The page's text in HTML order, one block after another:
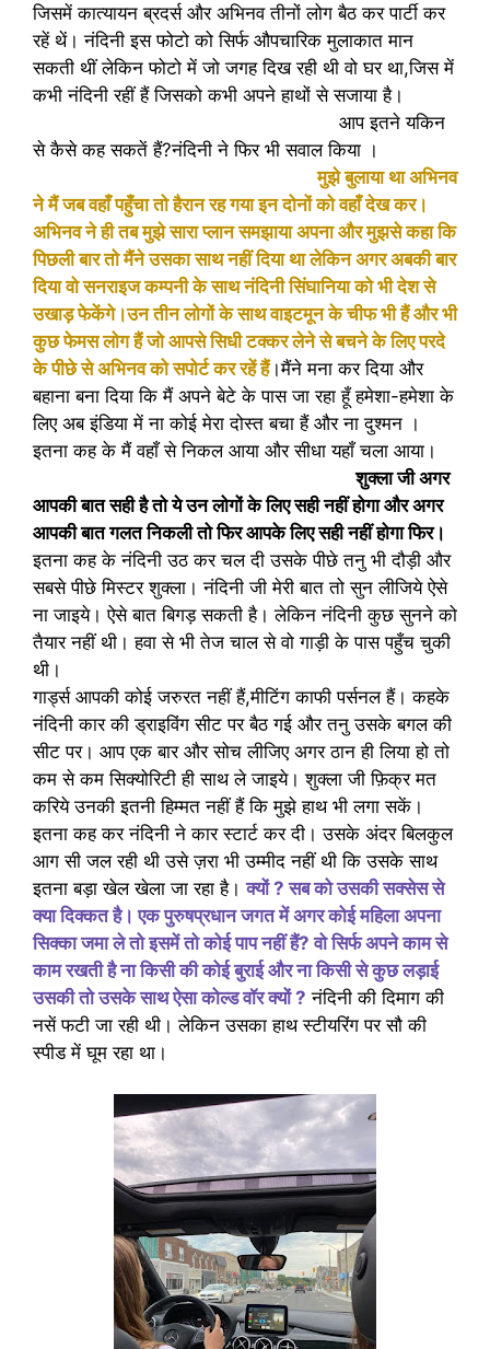
जिसमें कात्यायन ब्रदर्स और अभिनव तीनों लोग बैठ कर पार्टी कर
रहें थें। नंदिनी इस फोटो को सिर्फ औपचारिक मुलाकात मान
सकती थीं लेकिन फोटो में जो जगह दिख रही थी वो घर था,जिस में
कभी नंदिनी रहीं हैं जिसको कभी अपने हाथों से सजाया है।
आप इतने यकिन
से कैसे कह सकतें हैं?नंदिनी ने फिर भी सवाल किया ।
मुझे बुलाया था अभिनव
ने मैं जब वहाँ पहुँचा तो हैरान रह गया इन दोनों को वहाँ देख कर।
अभिनव ने ही तब मुझे सारा प्लान समझाया अपना और मुझसे कहा कि
पिछली बार तो मैंने उसका साथ नहीं दिया था लेकिन अगर अबकी बार
दिया वो सनराइज कम्पनी के साथ नंदिनी सिंघानिया को भी देश से
उखाड़ फेकेंगे।उन तीन लोगों के साथ वाइटमून के चीफ भी हैं और भी
कुछ फेमस लोग हैं जो आपसे सिधी टक्कर लेने से बचने के लिए परदे
के पीछे से अभिनव को सपोर्ट कर रहें हैं।मैंने मना कर दिया और
बहाना बना दिया कि मैं अपने बेटे के पास जा रहा हूँ हमेशा-हमेशा के
लिए अब इंडिया में ना कोई मेरा दोस्त बचा हैं और ना दुश्मन ।
इतना कह के मैं वहाँ से निकल आया और सीधा यहाँ चला आया।
शुक्ला जी अगर
आपकी बात सही है तो ये उन लोगों के लिए सही नहीं होगा और अगर
आपकी बात गलत निकली तो फिर आपके लिए सही नहीं होगा फिर।
इतना कह के नंदिनी उठ कर चल दी उसके पीछे तनु भी दौड़ी और
सबसे पीछे मिस्टर शुक्ला। नंदिनी जी मेरी बात तो सुन लीजिये ऐसे
ना जाइये। ऐसे बात बिगड़ सकती है। लेकिन नंदिनी कुछ सुनने को
तैयार नहीं थी। हवा से भी तेज चाल से वो गाड़ी के पास पहुँच चुकी
थी।
गार्ड्स आपकी कोई जरुरत नहीं हैं,मीटिंग काफी पर्सनल हैं। कहके
नंदिनी कार की ड्राइविंग सीट पर बैठ गई और तनु उसके बगल की
सीट पर। आप एक बार और सोच लीजिए अगर ठान ही लिया हो तो
कम से कम सिक्योरिटी ही साथ ले जाइये। शुक्ला जी फ़िक्र मत
करिये उनकी इतनी हिम्मत नहीं हैं कि मुझे हाथ भी लगा सकें।
इतना कह कर नंदिनी ने कार स्टार्ट कर दी। उसके अंदर बिलकुल
आग सी जल रही थी उसे ज़रा भी उम्मीद नहीं थी कि उसके साथ
इतना बड़ा खेल खेला जा रहा है।क्यों ? सब को उसकी सक्सेस से
क्या दिक्कत है। एक पुरुषप्रधान जगत में अगर कोई महिला अपना
सिक्का जमा ले तो इसमें तो कोई पाप नहीं हैं? वो सिर्फ अपने काम से
काम रखती है ना किसी की कोई बुराई और ना किसी से कुछ लड़ाई
उसकी तो उसके साथ ऐसा कोल्ड वॉर क्यों ? नंदिनी की दिमाग की
नसें फटी जा रही थी। लेकिन उसका हाथ स्टीयरिंग पर सौ की
स्पीड में घूम रहा था।